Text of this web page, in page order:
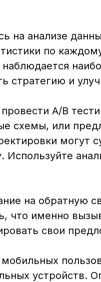
на анализе
по
наблюдается
стратегию и
A/B
схемы, или
могут
Используйте
на обратную
что именно
свои
устройств.